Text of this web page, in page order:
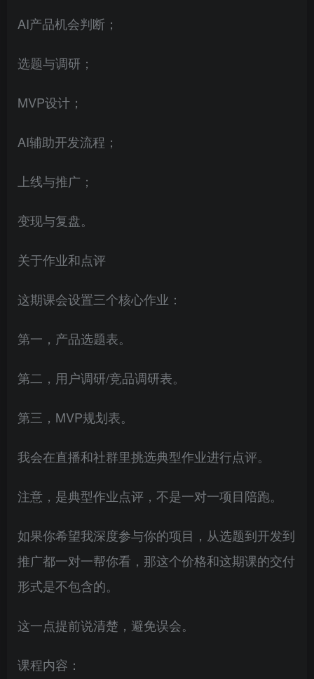
AI产品机会判断；
选题与调研；
MVP设计；
AI辅助开发流程；
上线与推广；
变现与复盘。
关于作业和点评
这期课会设置三个核心作业：
第一，产品选题表。
第二，用户调研/竞品调研表。
第三，MVP规划表。
我会在直播和社群里挑选典型作业进行点评。
注意，是典型作业点评，不是一对一项目陪跑。
如果你希望我深度参与你的项目，从选题到开发到
推广都一对一帮你看，那这个价格和这期课的交付
形式是不包含的。
这一点提前说清楚，避免误会。
课程内容：